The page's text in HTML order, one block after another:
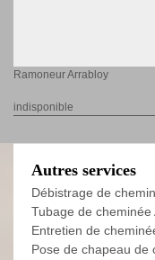
Ramoneur Arrabloy
indisponible
Autres services
Débistrage de
Tubage de cheminée
Entretien de
Pose de chapeau de